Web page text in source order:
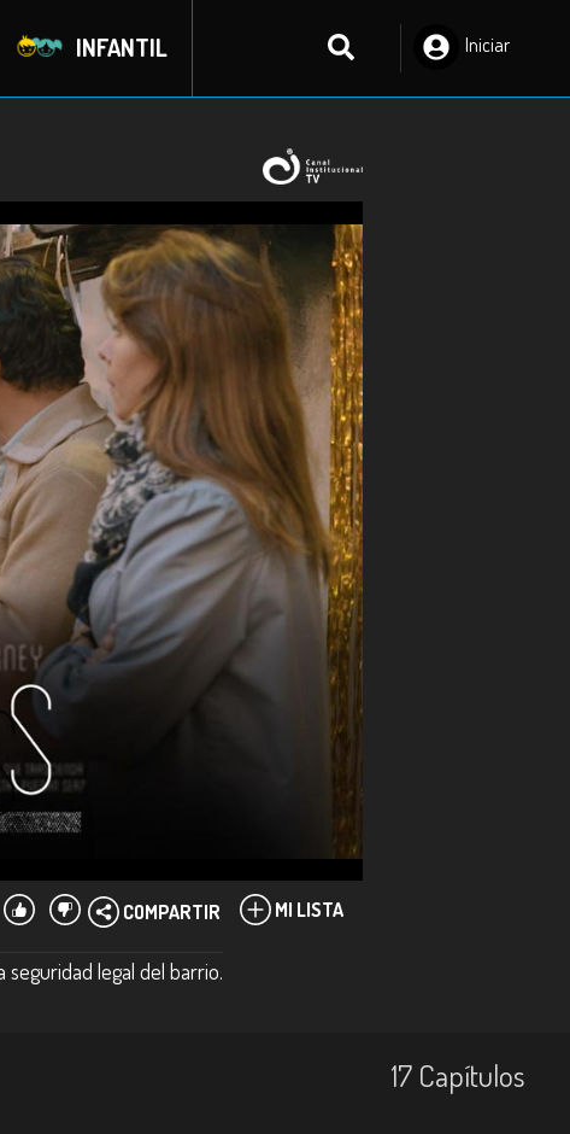
INFANTIL
Iniciar
MI LISTA
COMPARTIR
legal del barrio.
17 Capí­tulos